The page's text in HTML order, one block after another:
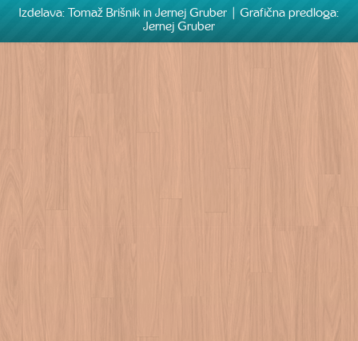
Izdelava: Tomaž Brišnik in Jernej Gruber | Grafična predloga:
Jernej Gruber